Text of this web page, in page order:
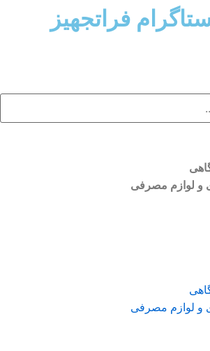
فراتجهیز
مصرفی
مصرفی